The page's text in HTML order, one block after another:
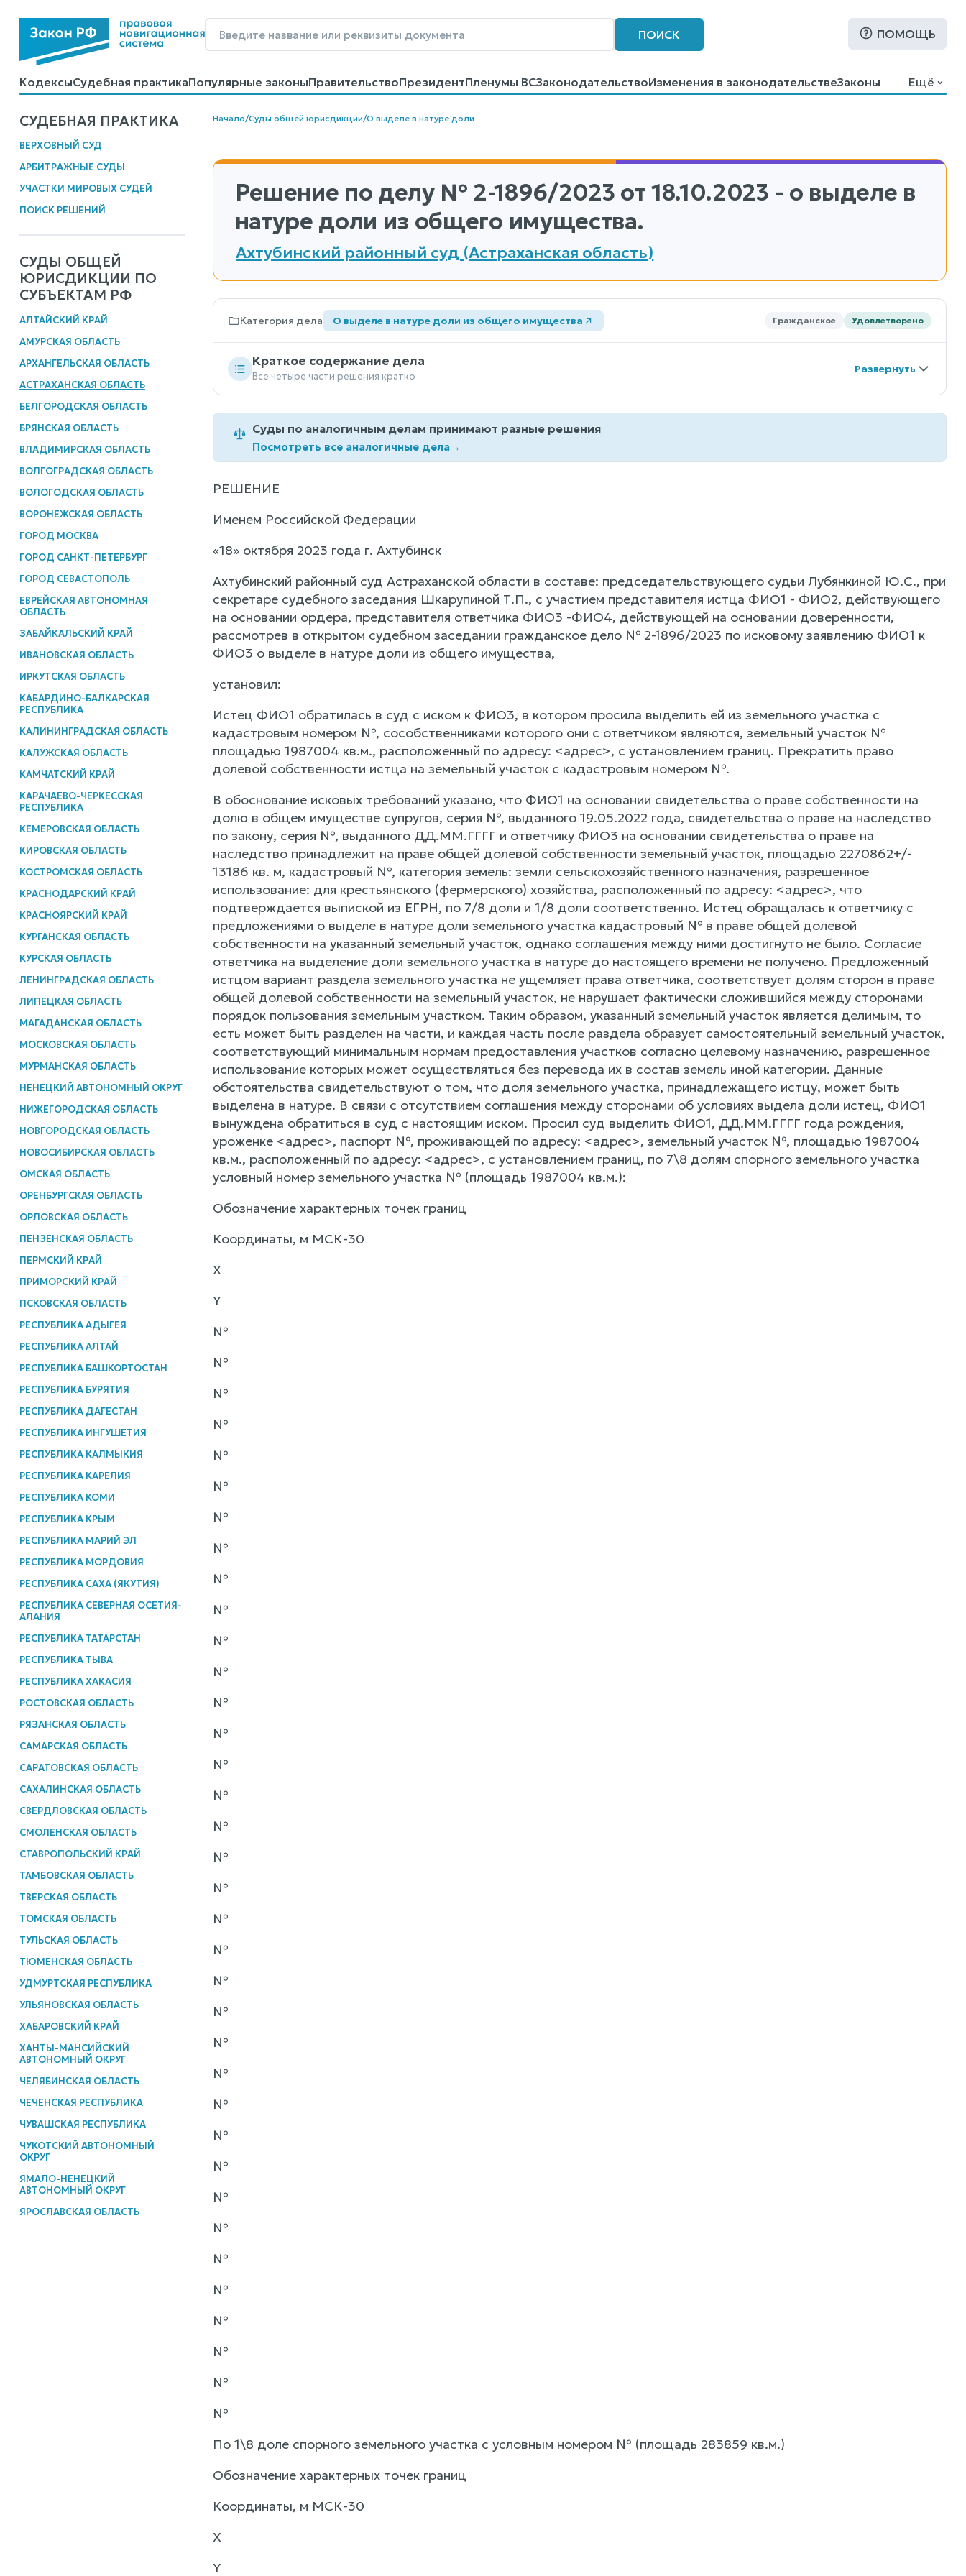
ПОИСК ПОМОЩЬ
КодексыСудебная практикаПопулярные законыПравительствоПрезидентПленумы ВСЗаконодательствоИзменения в законодательствеЗаконы
КалькуляторыСправочные материалыОбразцы договоровКонтактыПомощьПоиск
Ещё
СУДЕБНАЯ ПРАКТИКА
ВЕРХОВНЫЙ СУД
АРБИТРАЖНЫЕ СУДЫ
УЧАСТКИ МИРОВЫХ СУДЕЙ
ПОИСК РЕШЕНИЙ
СУДЫ ОБЩЕЙ
ЮРИСДИКЦИИ ПО
СУБЪЕКТАМ РФ
АЛТАЙСКИЙ КРАЙ
АМУРСКАЯ ОБЛАСТЬ
АРХАНГЕЛЬСКАЯ ОБЛАСТЬ
АСТРАХАНСКАЯ ОБЛАСТЬ
БЕЛГОРОДСКАЯ ОБЛАСТЬ
БРЯНСКАЯ ОБЛАСТЬ
ВЛАДИМИРСКАЯ ОБЛАСТЬ
ВОЛГОГРАДСКАЯ ОБЛАСТЬ
ВОЛОГОДСКАЯ ОБЛАСТЬ
ВОРОНЕЖСКАЯ ОБЛАСТЬ
ГОРОД МОСКВА
ГОРОД САНКТ-ПЕТЕРБУРГ
ГОРОД СЕВАСТОПОЛЬ
ЕВРЕЙСКАЯ АВТОНОМНАЯ
ОБЛАСТЬ
ЗАБАЙКАЛЬСКИЙ КРАЙ
ИВАНОВСКАЯ ОБЛАСТЬ
ИРКУТСКАЯ ОБЛАСТЬ
КАБАРДИНО-БАЛКАРСКАЯ
РЕСПУБЛИКА
КАЛИНИНГРАДСКАЯ ОБЛАСТЬ
КАЛУЖСКАЯ ОБЛАСТЬ
КАМЧАТСКИЙ КРАЙ
КАРАЧАЕВО-ЧЕРКЕССКАЯ
РЕСПУБЛИКА
КЕМЕРОВСКАЯ ОБЛАСТЬ
КИРОВСКАЯ ОБЛАСТЬ
КОСТРОМСКАЯ ОБЛАСТЬ
КРАСНОДАРСКИЙ КРАЙ
КРАСНОЯРСКИЙ КРАЙ
КУРГАНСКАЯ ОБЛАСТЬ
КУРСКАЯ ОБЛАСТЬ
ЛЕНИНГРАДСКАЯ ОБЛАСТЬ
ЛИПЕЦКАЯ ОБЛАСТЬ
МАГАДАНСКАЯ ОБЛАСТЬ
МОСКОВСКАЯ ОБЛАСТЬ
МУРМАНСКАЯ ОБЛАСТЬ
НЕНЕЦКИЙ АВТОНОМНЫЙ ОКРУГ
НИЖЕГОРОДСКАЯ ОБЛАСТЬ
НОВГОРОДСКАЯ ОБЛАСТЬ
НОВОСИБИРСКАЯ ОБЛАСТЬ
ОМСКАЯ ОБЛАСТЬ
ОРЕНБУРГСКАЯ ОБЛАСТЬ
ОРЛОВСКАЯ ОБЛАСТЬ
ПЕНЗЕНСКАЯ ОБЛАСТЬ
ПЕРМСКИЙ КРАЙ
ПРИМОРСКИЙ КРАЙ
ПСКОВСКАЯ ОБЛАСТЬ
РЕСПУБЛИКА АДЫГЕЯ
РЕСПУБЛИКА АЛТАЙ
РЕСПУБЛИКА БАШКОРТОСТАН
РЕСПУБЛИКА БУРЯТИЯ
РЕСПУБЛИКА ДАГЕСТАН
РЕСПУБЛИКА ИНГУШЕТИЯ
РЕСПУБЛИКА КАЛМЫКИЯ
РЕСПУБЛИКА КАРЕЛИЯ
РЕСПУБЛИКА КОМИ
РЕСПУБЛИКА КРЫМ
РЕСПУБЛИКА МАРИЙ ЭЛ
РЕСПУБЛИКА МОРДОВИЯ
РЕСПУБЛИКА САХА (ЯКУТИЯ)
РЕСПУБЛИКА СЕВЕРНАЯ ОСЕТИЯ-
АЛАНИЯ
РЕСПУБЛИКА ТАТАРСТАН
РЕСПУБЛИКА ТЫВА
РЕСПУБЛИКА ХАКАСИЯ
РОСТОВСКАЯ ОБЛАСТЬ
РЯЗАНСКАЯ ОБЛАСТЬ
САМАРСКАЯ ОБЛАСТЬ
САРАТОВСКАЯ ОБЛАСТЬ
САХАЛИНСКАЯ ОБЛАСТЬ
СВЕРДЛОВСКАЯ ОБЛАСТЬ
СМОЛЕНСКАЯ ОБЛАСТЬ
СТАВРОПОЛЬСКИЙ КРАЙ
ТАМБОВСКАЯ ОБЛАСТЬ
ТВЕРСКАЯ ОБЛАСТЬ
ТОМСКАЯ ОБЛАСТЬ
ТУЛЬСКАЯ ОБЛАСТЬ
ТЮМЕНСКАЯ ОБЛАСТЬ
УДМУРТСКАЯ РЕСПУБЛИКА
УЛЬЯНОВСКАЯ ОБЛАСТЬ
ХАБАРОВСКИЙ КРАЙ
ХАНТЫ-МАНСИЙСКИЙ
АВТОНОМНЫЙ ОКРУГ
ЧЕЛЯБИНСКАЯ ОБЛАСТЬ
ЧЕЧЕНСКАЯ РЕСПУБЛИКА
ЧУВАШСКАЯ РЕСПУБЛИКА
ЧУКОТСКИЙ АВТОНОМНЫЙ
ОКРУГ
ЯМАЛО-НЕНЕЦКИЙ
АВТОНОМНЫЙ ОКРУГ
ЯРОСЛАВСКАЯ ОБЛАСТЬ
Начало/Суды общей юрисдикции/О выделе в натуре доли
Решение по делу № 2-1896/2023 от 18.10.2023 - о выделе в
натуре доли из общего имущества.
Ахтубинский районный суд (Астраханская область)
Категория дела О выделе в натуре доли из общего имущества Гражданское Удовлетворено
Краткое содержание дела
Все четыре части решения кратко
Суды по аналогичным делам принимают разные решения
Посмотреть все аналогичные дела→
РЕШЕНИЕ
Именем Российской Федерации
«18» октября 2023 года г. Ахтубинск
Ахтубинский районный суд Астраханской области в составе: председательствующего судьи Лубянкиной Ю.С., при
секретаре судебного заседания Шкарупиной Т.П., с участием представителя истца ФИО1 - ФИО2, действующего
на основании ордера, представителя ответчика ФИО3 -ФИО4, действующей на основании доверенности,
рассмотрев в открытом судебном заседании гражданское дело № 2-1896/2023 по исковому заявлению ФИО1 к
ФИО3 о выделе в натуре доли из общего имущества,
установил:
Истец ФИО1 обратилась в суд с иском к ФИО3, в котором просила выделить ей из земельного участка с
кадастровым номером №, сособственниками которого они с ответчиком являются, земельный участок №
площадью 1987004 кв.м., расположенный по адресу: <адрес>, с установлением границ. Прекратить право
долевой собственности истца на земельный участок с кадастровым номером №.
В обоснование исковых требований указано, что ФИО1 на основании свидетельства о праве собственности на
долю в общем имуществе супругов, серия №, выданного 19.05.2022 года, свидетельства о праве на наследство
по закону, серия №, выданного ДД.ММ.ГГГГ и ответчику ФИО3 на основании свидетельства о праве на
наследство принадлежит на праве общей долевой собственности земельный участок, площадью 2270862+/-
13186 кв. м, кадастровый №, категория земель: земли сельскохозяйственного назначения, разрешенное
использование: для крестьянского (фермерского) хозяйства, расположенный по адресу: <адрес>, что
подтверждается выпиской из ЕГРН, по 7/8 доли и 1/8 доли соответственно. Истец обращалась к ответчику с
предложениями о выделе в натуре доли земельного участка кадастровый № в праве общей долевой
собственности на указанный земельный участок, однако соглашения между ними достигнуто не было. Согласие
ответчика на выделение доли земельного участка в натуре до настоящего времени не получено. Предложенный
истцом вариант раздела земельного участка не ущемляет права ответчика, соответствует долям сторон в праве
общей долевой собственности на земельный участок, не нарушает фактически сложившийся между сторонами
порядок пользования земельным участком. Таким образом, указанный земельный участок является делимым, то
есть может быть разделен на части, и каждая часть после раздела образует самостоятельный земельный участок,
соответствующий минимальным нормам предоставления участков согласно целевому назначению, разрешенное
использование которых может осуществляться без перевода их в состав земель иной категории. Данные
обстоятельства свидетельствуют о том, что доля земельного участка, принадлежащего истцу, может быть
выделена в натуре. В связи с отсутствием соглашения между сторонами об условиях выдела доли истец, ФИО1
вынуждена обратиться в суд с настоящим иском. Просил суд выделить ФИО1, ДД.ММ.ГГГГ года рождения,
уроженке <адрес>, паспорт №, проживающей по адресу: <адрес>, земельный участок №, площадью 1987004
кв.м., расположенный по адресу: <адрес>, с установлением границ, по 7\8 долям спорного земельного участка
условный номер земельного участка № (площадь 1987004 кв.м.):
Обозначение характерных точек границ
Координаты, м МСК-30
X
Y
№
№
№
№
№
№
№
№
№
№
№
№
№
№
№
№
№
№
№
№
№
№
№
№
№
№
№
№
№
№
№
№
№
№
№
№
По 1\8 доле спорного земельного участка с условным номером № (площадь 283859 кв.м.)
Обозначение характерных точек границ
Координаты, м МСК-30
X
Y